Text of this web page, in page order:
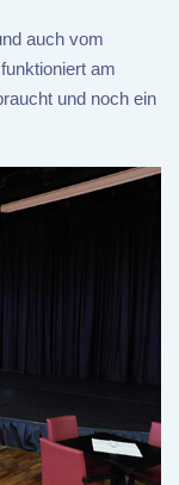
auch vom
am
und noch ein